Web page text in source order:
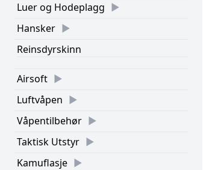
Luer og Hodeplagg
Hansker
Reinsdyrskinn
Airsoft
Luftvåpen
Våpentilbehør
Taktisk Utstyr
Kamuflasje